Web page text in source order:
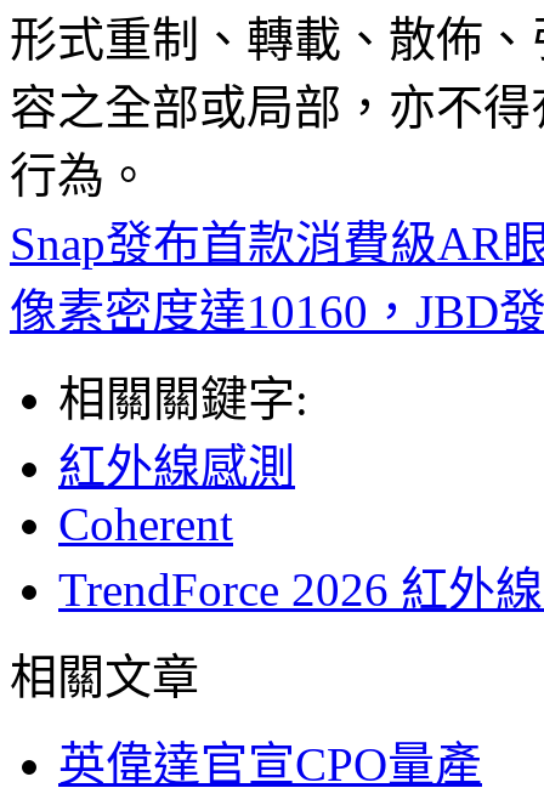
形式重制、轉載、散佈
容之全部或局部，亦不
行為。
Snap發布首款消費級AR
像素密度達10160，JBD
相關關鍵字:
紅外線感測
Coherent
TrendForce 2026 紅外
相關文章
英偉達官宣CPO量產